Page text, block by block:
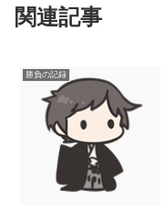
関連記事
勝負の記録